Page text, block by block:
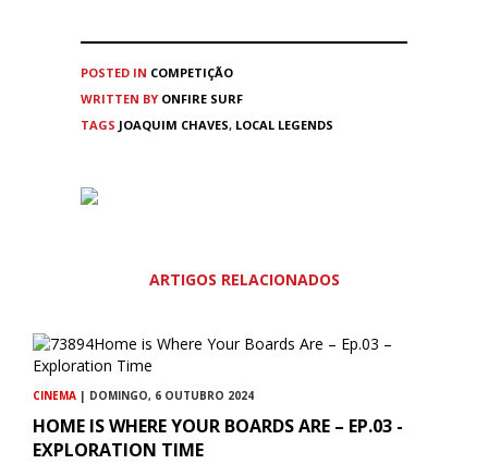
POSTED IN COMPETIÇÃO
WRITTEN BY ONFIRE SURF
TAGS JOAQUIM CHAVES, LOCAL LEGENDS
ARTIGOS RELACIONADOS
CINEMA | DOMINGO, 6 OUTUBRO 2024
HOME IS WHERE YOUR BOARDS ARE – EP.03 -
EXPLORATION TIME